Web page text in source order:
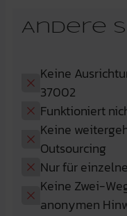
Andere
Keine
37002
Funktioniert
Keine
Outsourcing
Nur für
Keine Zwei-
anonymen